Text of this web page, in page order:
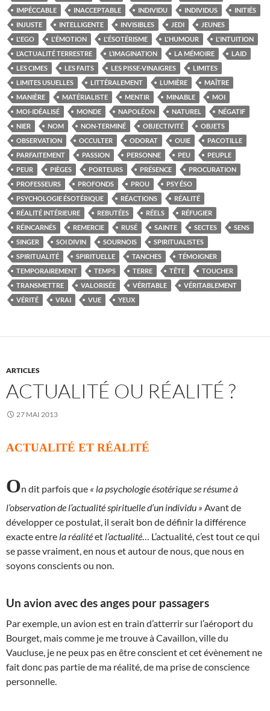
IMPÉCCABLE
INACCEPTABLE INDIVIDU INDIVIDUS
INITIÉS
INJUSTE
INTELLIGENTE INVISIBLES JEDI
JEUNES
L'EGO
L'ÉMOTION L'ÉSOTÉRISME L'HUMOUR
L'INTUITION
L’ACTUALITÉ TERRESTRE
L’IMAGINATION LA MÉMOIRE
LAID
LES CIMES
LES FAITS LES PISSE-VINAIGRES
LIMITES
LIMITES USUELLES
LITTÉRALEMENT LUMIÈRE
MAÎTRE
MANIÈRE
MATÉRIALISTE MENTIR MINABLE
MOI
MOI-IDÉALISÉ
MONDE NAPOLÉON NATUREL
NÉGATIF
NIER
NOM NON-TERMINÉ OBJECTIVITÉ
OBJETS
OBSERVATION
OCCULTER ODORAT OUIE
PACOTILLE
PARFAITEMENT
PASSION PERSONNE PEU
PEUPLE
PEUR
PIÈGES PORTEURS PRÉSENCE
PROCURATION
PROFESSEURS
PROFONDS PROU
PSY ÉSO
PSYCHOLOGIE ÉSOTÉRIQUE
RÉACTIONS
RÉALITÉ
RÉALITÉ INTÉRIEURE
REBUTÉES RÉELS
RÉFUGIER
RÉINCARNÉS
REMERCIE RUSÉ SAINTE SECTES
SENS
SINGER
SOI DIVIN SOURNOIS
SPIRITUALISTES
SPIRITUALITÉ
SPIRITUELLE TANCHES
TÉMOIGNER
TEMPORAIREMENT
TEMPS TERRE TÊTE
TOUCHER
TRANSMETTRE
VALORISÉE VÉRITABLE
VÉRITABLEMENT
VÉRITÉ
VRAI VUE YEUX
ARTICLES
ACTUALITÉ OU RÉALITÉ ?
27 MAI 2013
ACTUALITÉ ET RÉALITÉ
On dit parfois que « la psychologie ésotérique se résume à
l’observation de l’actualité spirituelle d’un individu » Avant de
développer ce postulat, il serait bon de définir la différence
exacte entre la réalitéet l’actualité … L’actualité, c’est tout ce qui
se passe vraiment, en nous et autour de nous, que nous en
soyons conscients ou non.
Un avion avec des anges pour passagers
Par exemple, un avion est en train d’atterrir sur l’aéroport du
Bourget, mais comme je me trouve à Cavaillon, ville du
Vaucluse, je ne peux pas en être conscient et cet évènement ne
fait donc pas partie de ma réalité, de ma prise de conscience
personnelle.